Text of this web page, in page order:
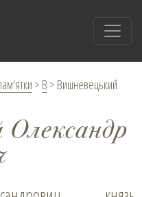
> В > Вишневецький
Олександр